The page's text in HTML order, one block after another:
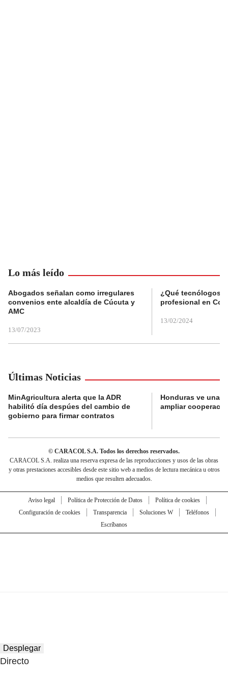
Lo más leído
Abogados señalan como irregulares
convenios ente alcaldía de Cúcuta y
AMC
13/07/2023
¿Qué tecnólogos
profesional en
13/02/2024
Últimas Noticias
MinAgricultura alerta que la ADR
habilitó día despúes del cambio de
gobierno para firmar contratos
Honduras ve una
ampliar
© CARACOL S.A. Todos los derechos reservados.
CARACOL S.A. realiza una reserva expresa de las reproducciones y usos de las obras
y otras prestaciones accesibles desde este sitio web a medios de lectura mecánica u otros
medios que resulten adecuados.
Aviso legal Política de Protección de Datos
Política de cookies
Configuración de cookies
Transparencia Soluciones W
Teléfonos
Escríbanos
Desplegar
Directo